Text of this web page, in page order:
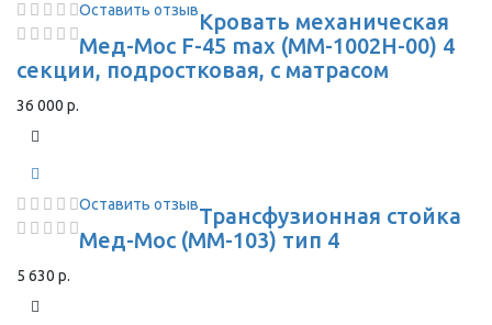
Оставить отзывКровать механическая
Мед-Мос F-45 max (ММ-1002Н-00) 4
секции, подростковая, с матрасом
36 000 р.
Оставить отзывТрансфузионная стойка
Мед-Мос (ММ-103) тип 4
5 630 р.